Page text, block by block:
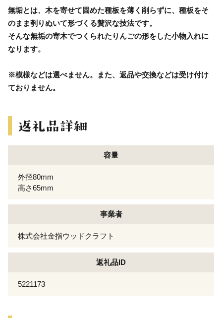
無垢とは、木を寄せて固めた種板を薄く削らずに、種板をそ
のまま刳りぬいて形づくる贅沢な技法です。
そんな無垢の寄木でつくられたりんごの形をした小物入れに
なります。
※模様などは選べません。また、返品や交換などは受け付け
ておりません。
容量
外径80mm
高さ65mm
事業者
株式会社金指ウッドクラフト
返礼品ID
5221173